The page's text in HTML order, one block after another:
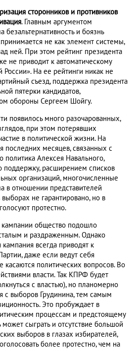
сторонников и противников
. Главным аргументом
безальтернативность и боязнь
не как элемент системы,
ней. При этом рейтинг президента
не приводит к автоматическому
России». На ее рейтинги никак не
съезд, поддержка президента
пятерки кандидатов,
обороны Сергеем Шойгу.
появилось много разочарованных,
при этом потерявших
в политической жизни. На
последних месяцев, связанных с
политика Алексея Навального,
поддержку, расширением списков
организаций, многочисленные
в отношении представителей
не гарантировано, но в
протестно.
кампании общество подошло
и раздраженным. Однако
всегда приводят к
даже если ведут себя
касаются политических вопросов. Во
власти. Так КПРФ будет
с властью), но планомерно
с выборов Грудинина, тем самым
Это пробуждает в
процессам и предстоящему
сыграть и отсутствие большой
выборов в глазах избирателей,
более протестно, чем на